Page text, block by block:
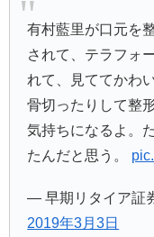
有村藍里が口元を
されて、テラフォ
れて、見ててかわ
骨切ったりして整
気持ちになるよ。
たんだと思う。
— 早期リタイア証
2019年3月3日